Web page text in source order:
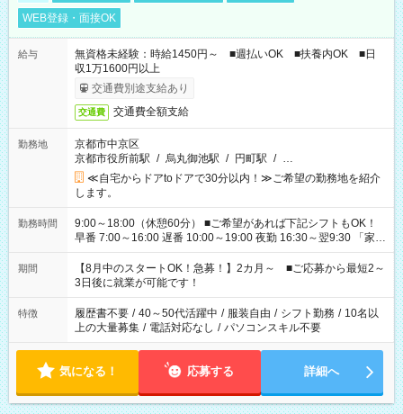
WEB登録・面接OK
給与
無資格未経験：時給1450円～ ■週払いOK ■扶養内OK ■日
収1万1600円以上
交通費別途支給あり
交通費 交通費全額支給
勤務地
京都市中京区
京都市役所前駅 / 烏丸御池駅 / 円町駅 / …
≪自宅からドアtoドアで30分以内！≫ご希望の勤務地を紹介
します。
勤務時間
9:00～18:00（休憩60分） ■ご希望があれば下記シフトもOK！
早番 7:00～16:00 遅番 10:00～19:00 夜勤 16:30～翌9:30 「家族
と休みを合わせたい」 「余裕を持って夕飯の準備がしたい」
「できれば残業はしたくない」 など、ご希望を教えてください
ね。 ※Wワーク希望の方へ 今ご覧のお仕事で希望する勤務時間
と、もう1つのお仕事の勤務時間。 合計で週40時間を超える場
合は応募できません。
期間
【8月中のスタートOK！急募！】2カ月～ ■ご応募から最短2～
3日後に就業が可能です！
特徴 履歴書不要 / 40～50代活躍中 / 服装自由 / シフト勤務 / 10名以
上の大量募集 / 電話対応なし / パソコンスキル不要
気になる！ 応募する 詳細へ